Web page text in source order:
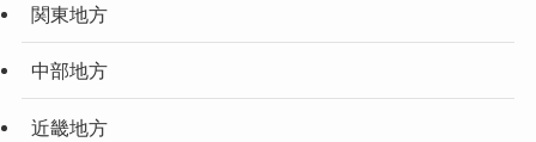
関東地方
中部地方
近畿地方